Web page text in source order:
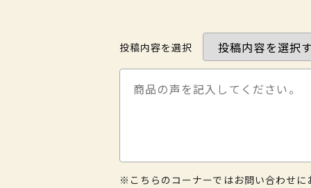
投稿内容を選択
※こちらのコーナーではお問い合わせに